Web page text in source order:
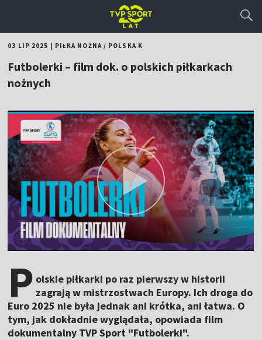
03 LIP 2025 PIŁKA NOŻNA/ POLSKA K
Futbolerki – film dok. o polskich piłkarkach
nożnych
P olskie piłkarki po raz pierwszy w historii
zagrają w mistrzostwach Europy. Ich droga do
Euro 2025 nie była jednak ani krótka, ani łatwa. O
tym, jak dokładnie wyglądała, opowiada film
dokumentalny TVP Sport "Futbolerki".